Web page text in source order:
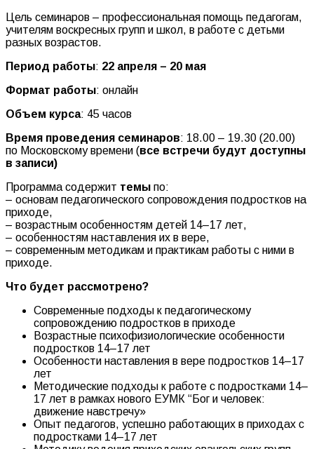
Цель семинаров – профессиональная помощь педагогам,
учителям воскресных групп и школ, в работе с детьми
разных возрастов.
Период работы: 22 апреля – 20 мая
Формат работы: онлайн
Объем курса: 45 часов
Время проведения семинаров: 18.00 – 19.30 (20.00)
по Московскому времени (все встречи будут доступны
в записи)
Программа содержит темы по:
– основам педагогического сопровождения подростков на
приходе,
– возрастным особенностям детей 14–17 лет,
– особенностям наставления их в вере,
– современным методикам и практикам работы с ними в
приходе.
Что будет рассмотрено?
Современные подходы к педагогическому
сопровождению подростков в приходе
Возрастные психофизиологические особенности
подростков 14–17 лет
Особенности наставления в вере подростков 14–17
лет
Методические подходы к работе с подростками 14–
17 лет в рамках нового ЕУМК “Бог и человек:
движение навстречу»
Опыт педагогов, успешно работающих в приходах с
подростками 14–17 лет